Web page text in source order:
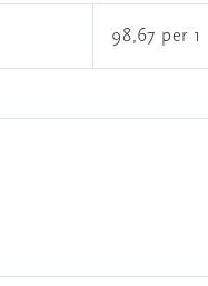
98,67 per 1